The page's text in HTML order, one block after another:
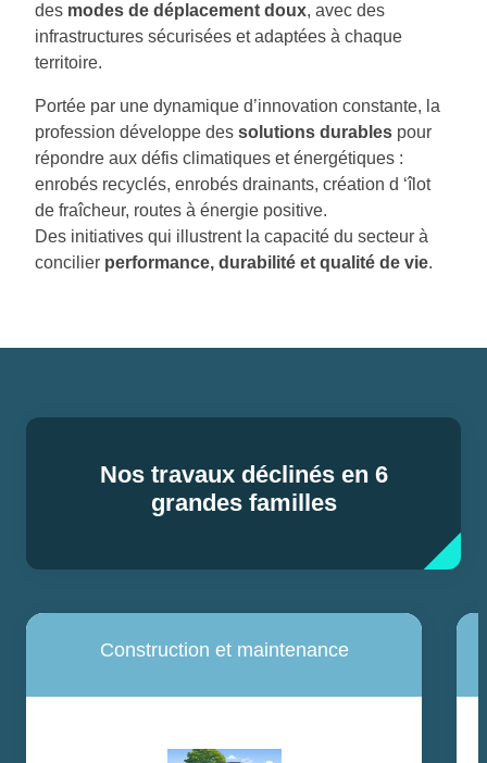
des modes de déplacement doux, avec des
infrastructures sécurisées et adaptées à chaque
territoire.
Portée par une dynamique d’innovation constante, la
profession développe des solutions durables pour
répondre aux défis climatiques et énergétiques :
enrobés recyclés, enrobés drainants, création d ‘îlot
de fraîcheur, routes à énergie positive.
Des initiatives qui illustrent la capacité du secteur à
concilier performance, durabilité et qualité de vie.
Nos travaux déclinés en 6
grandes familles
Construction et maintenance